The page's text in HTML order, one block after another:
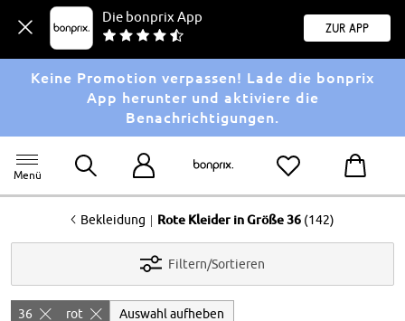
Die bonprix App
Zur App
Keine Promotion verpassen! Lade die bonprix
App herunter und aktiviere die
Benachrichtigungen.
Menü
<Bekleidung | Rote Kleider in Größe 36 (142)
Filtern/Sortieren
36 rot Auswahl aufheben